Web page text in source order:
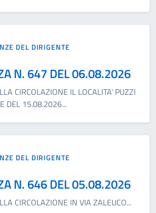
DEL DIRIGENTE
N. 647 DEL 06.08.2026
CIRCOLAZIONE IL LOCALITA' PUZZI
DEL 15.08.2026...
DEL DIRIGENTE
N. 646 DEL 05.08.2026
CIRCOLAZIONE IN VIA ZALEUCO...